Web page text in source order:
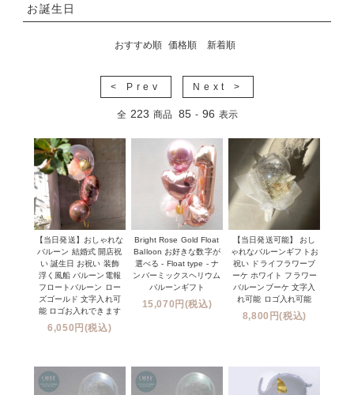
お誕生日
おすすめ順 価格順 新着順
< Prev Next >
全 223 商品 85 - 96 表示
【当日発送】おしゃれな
バルーン 結婚式 開店祝
い 誕生日 お祝い 装飾
浮く風船 バルーン電報
フロートバルーン ロー
ズゴールド 文字入れ可
能 ロゴお入れできます
6,050円(税込)
Bright Rose Gold Float
Balloon お好きな数字が
選べる - Float type - ナ
ンバーミックスヘリウム
バルーンギフト
15,070円(税込)
【当日発送可能】 おし
ゃれなバルーンギフトお
祝い ドライフラワーブ
ーケ ホワイト フラワー
バルーンブーケ 文字入
れ可能 ロゴ入れ可能
8,800円(税込)